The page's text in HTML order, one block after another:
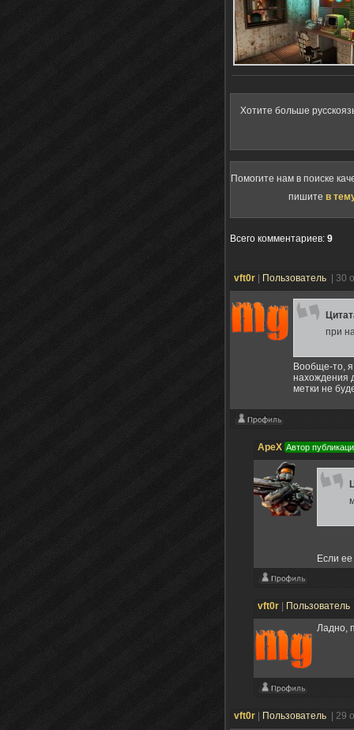
Хотите больше
Помогите нам в поиске
пишите в
Всего комментариев: 9
vft0r Пользователь | 30
при
Вообще-то,
нахождения
метки не
ApeX Автор
Если
vft0r Пользователь
Ладно,
vft0r Пользователь | 29